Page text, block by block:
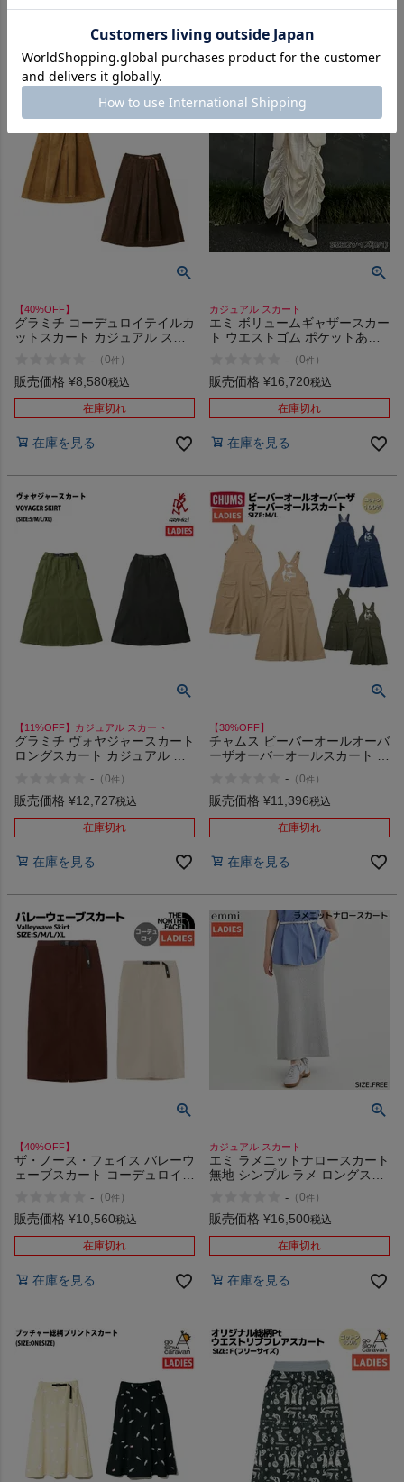
【40%OFF】
グラミチ コーデュロイテイルカ
ットスカート カジュアル スカ
TALECUT SKIRT アウトレット
セール
- （0件 ）
販売価格 ¥8,580税込
在庫切れ
在庫を見る
カジュアル スカート
エミ ボリュームギャザースカー
ト ウエストゴム ポケットあり
スカート 透け感なし やや厚手
ロングスカート エコ emmi eco
- （0件 ）
販売価格 ¥16,720税込
在庫切れ
在庫を見る
【11%OFF】カジュアル スカート
グラミチ ヴォヤジャースカート
ロングスカート カジュアル ス
- （0件 ）
販売価格 ¥12,727税込
在庫切れ
在庫を見る
【30%OFF】
チャムス ビーバーオールオーバ
ーザオーバーオールスカート 綿
ル スカートジャンパースカート
ワンピース CHUMS Beaver All
レット セール
- （0件 ）
販売価格 ¥11,396税込
在庫切れ
在庫を見る
【40%OFF】
ザ・ノース・フェイス バレーウ
ェーブスカート コーデュロイ
ト ロングスカート ロングタイ
ト THE NORTH FACE
レット セール
- （0件 ）
販売価格 ¥10,560税込
在庫切れ
在庫を見る
カジュアル スカート
エミ ラメニットナロースカート
無地 シンプル ラメ ロングスカ
トスカート 透け感なし 光沢あ
り 伸縮性あり emmi
- （0件 ）
販売価格 ¥16,500税込
在庫切れ
在庫を見る